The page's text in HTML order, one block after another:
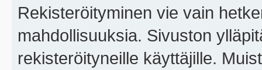
Rekisteröityminen vie vain
mahdollisuuksia. Sivuston
rekisteröityneille käyttäjille.